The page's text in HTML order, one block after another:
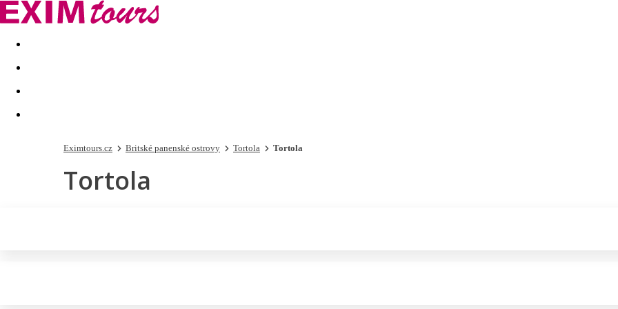
Akční nabídky Last minute
Eximtours.cz Britské panenské ostrovy Tortola Tortola
Tortola